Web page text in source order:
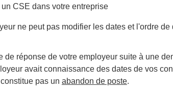
CSE dans votre entreprise
ne peut pas modifier les dates et l'ordre
de réponse de votre employeur suite à une
avait connaissance des dates de vos
pas un abandon de poste.